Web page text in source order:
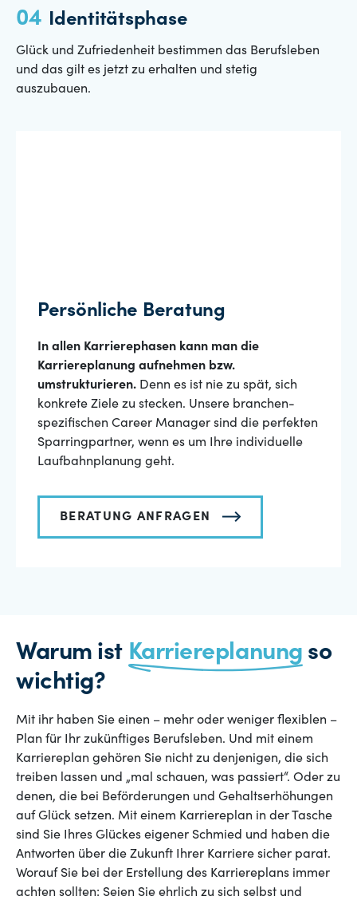
Identitätsphase
Glück und Zufriedenheit bestimmen das Berufsleben
und das gilt es jetzt zu erhalten und stetig
auszubauen.
Persönliche Beratung
In allen Karrierephasen kann man die
Karriereplanung aufnehmen bzw.
umstrukturieren. Denn es ist nie zu spät, sich
konkrete Ziele zu stecken. Unsere branchen-
spezifischen Career Manager sind die perfekten
Sparringpartner, wenn es um Ihre individuelle
Laufbahnplanung geht.
BERATUNG ANFRAGEN
Warum ist Karriereplanung so
wichtig?
Mit ihr haben Sie einen – mehr oder weniger flexiblen –
Plan für Ihr zukünftiges Berufsleben. Und mit einem
Karriereplan gehören Sie nicht zu denjenigen, die sich
treiben lassen und „mal schauen, was passiert“. Oder zu
denen, die bei Beförderungen und Gehaltserhöhungen
auf Glück setzen. Mit einem Karriereplan in der Tasche
sind Sie Ihres Glückes eigener Schmied und haben die
Antworten über die Zukunft Ihrer Karriere sicher parat.
Worauf Sie bei der Erstellung des Karriereplans immer
achten sollten: Seien Sie ehrlich zu sich selbst und